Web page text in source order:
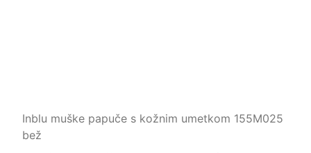
Inblu muške papuče s kožnim umetkom 155M025
bež